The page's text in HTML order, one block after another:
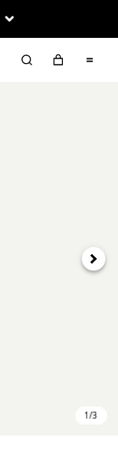
次へ